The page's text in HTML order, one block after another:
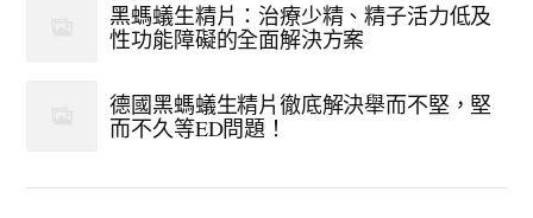
黑螞蟻生精片：治療少精、精子活力低及
性功能障礙的全面解決方案
德國黑螞蟻生精片徹底解決舉而不堅，堅
而不久等ED問題！